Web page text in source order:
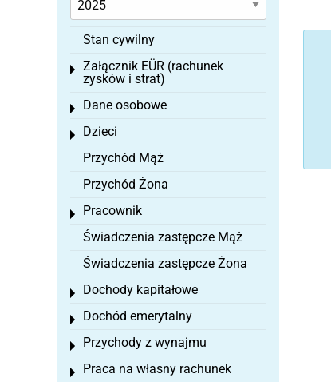
Stan cywilny
Załącznik EÜR (rachunek
zysków i strat)
Toggle menu
Dane osobowe
Toggle menu
Dzieci
Toggle menu
Przychód Mąż
Przychód Żona
Pracownik
Toggle menu
Świadczenia zastępcze Mąż
Świadczenia zastępcze Żona
Dochody kapitałowe
Toggle menu
Dochód emerytalny
Toggle menu
Przychody z wynajmu
Toggle menu
Praca na własny rachunek
Toggle menu